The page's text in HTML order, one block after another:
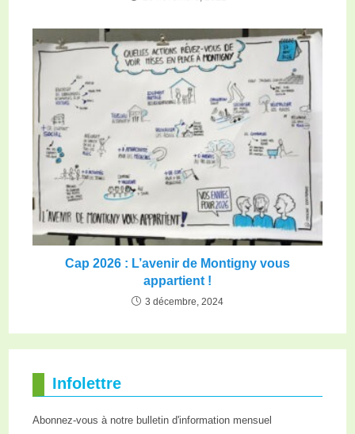
Cap 2026 : L’avenir de Montigny vous
appartient !
3 décembre, 2024
Infolettre
Abonnez-vous à notre bulletin d'information mensuel